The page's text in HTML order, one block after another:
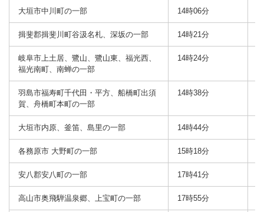
大垣市中川町の一部 14時06分
揖斐郡揖斐川町谷汲名札、深坂の一部 14時21分
岐阜市上土居、鷺山、鷺山東、福光西、
福光南町、南蝉の一部
14時24分
羽島市福寿町千代田・平方、船橋町出須
賀、舟橋町本町の一部
14時38分
大垣市内原、釜笛、島里の一部 14時44分
各務原市 大野町の一部 15時18分
安八郡安八町の一部 17時41分
高山市奥飛騨温泉郷、上宝町の一部 17時55分